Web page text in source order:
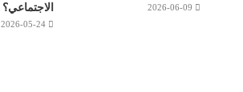
2026-06-09
الاجتماعي؟
2026-05-24